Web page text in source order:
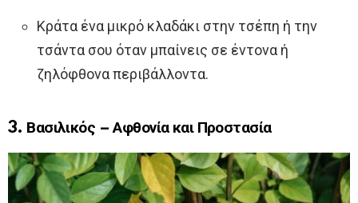
Κράτα ένα μικρό κλαδάκι στην τσέπη ή την
τσάντα σου όταν μπαίνεις σε έντονα ή
ζηλόφθονα περιβάλλοντα.
3. Βασιλικός – Αφθονία και Προστασία